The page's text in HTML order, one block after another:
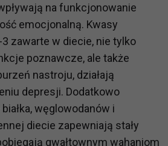
na funkcjonowanie
emocjonalną. Kwasy
zawarte w diecie, nie tylko
poznawcze, ale także
nastroju, działają
depresji. Dodatkowo
węglowodanów i
diecie zapewniają stały
gwałtownym wahaniom